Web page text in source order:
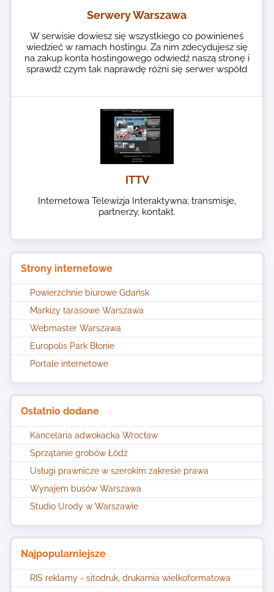
Strony internetowe
Powierzchnie biurowe Gdańsk
Markizy tarasowe Warszawa
Webmaster Warszawa
Europolis Park Błonie
Portale internetowe
Ostatnio dodane
Kancelaria adwokacka Wrocław
Sprzątanie grobów Łódź
Usługi prawnicze w szerokim zakresie prawa
Wynajem busów Warszawa
Studio Urody w Warszawie
Najpopularniejsze
RIS reklamy - sitodruk, drukarnia wielkoformatowa
Serwery Warszawa
W serwisie dowiesz się wszystkiego co powinieneś
wiedzieć w ramach hostingu. Za nim zdecydujesz się
na zakup konta hostingowego odwiedź naszą stronę i
sprawdź czym tak naprawdę różni się serwer współd
ITTV
Internetowa Telewizja Interaktywna; transmisje,
partnerzy, kontakt.